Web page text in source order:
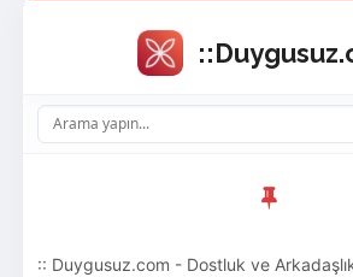
:: Duygusuz.com - Dostluk ve